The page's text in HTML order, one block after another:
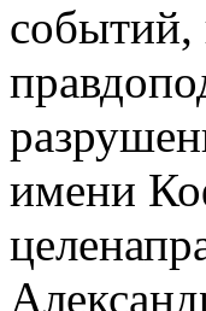
событий,
имени